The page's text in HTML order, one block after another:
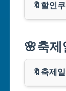
대구광
인천광역
광주광
🔖할인
쿠팡
클룩
🌸축제
🔖축제